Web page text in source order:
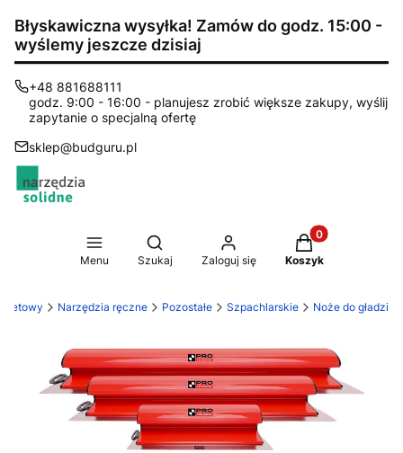
Błyskawiczna wysyłka! Zamów do godz. 15:00 -
wyślemy jeszcze dzisiaj
+48 881688111
godz. 9:00 - 16:00 - planujesz zrobić większe zakupy, wyślij
zapytanie o specjalną ofertę
sklep@budguru.pl
Menu
Otwórz wyszukiwarkę
Szukaj Zaloguj się
Produkty w
Koszyk
Narzędzia ręczne Pozostałe Szpachlarskie Noże do gładzi